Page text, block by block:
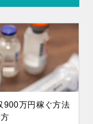
900万円稼ぐ方法